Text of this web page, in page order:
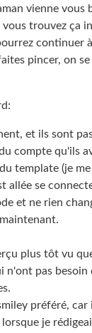
vienne vous
trouvez ça
continuer
pincer, on
et ils sont
compte qu'ils
template (je
allée se
et ne rien
plus tôt vu
n'ont pas
préféré, car
je